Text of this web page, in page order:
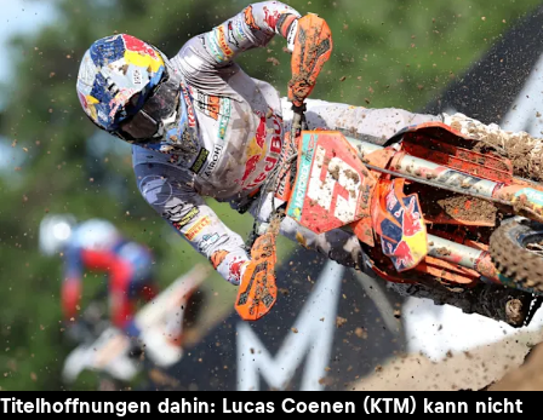
Titelhoffnungen dahin: Lucas Coenen (KTM) kann nicht